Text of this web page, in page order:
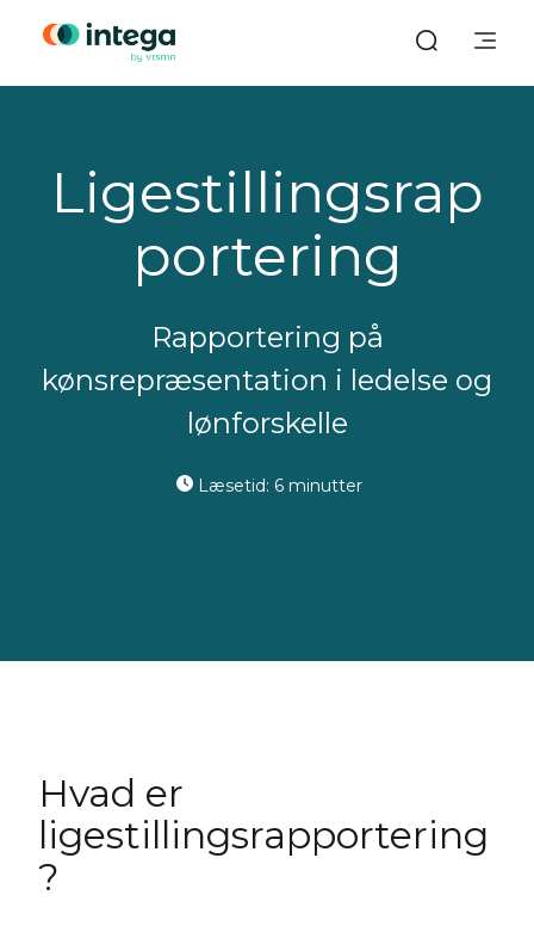
Ligestillingsrap
portering
Rapportering på
kønsrepræsentation i ledelse og
lønforskelle
Læsetid: 6 minutter
Hvad er
ligestillingsrapportering
?